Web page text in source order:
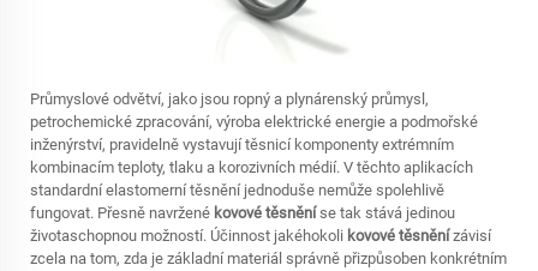
Průmyslové odvětví, jako jsou ropný a plynárenský průmysl,
petrochemické zpracování, výroba elektrické energie a podmořské
inženýrství, pravidelně vystavují těsnicí komponenty extrémním
kombinacím teploty, tlaku a korozivních médií. V těchto aplikacích
standardní elastomerní těsnění jednoduše nemůže spolehlivě
fungovat. Přesně navržené kovové těsněníse tak stává jedinou
životaschopnou možností. Účinnost jakéhokoli kovové těsněnízávisí
zcela na tom, zda je základní materiál správně přizpůsoben konkrétním